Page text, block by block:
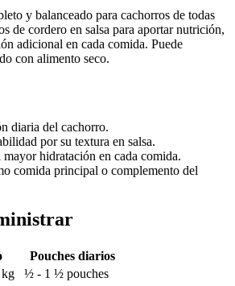
y balanceado para cachorros de todas
de cordero en salsa para aportar nutrición,
adicional en cada comida. Puede
con alimento seco.
diaria del cachorro.
por su textura en salsa.
hidratación en cada comida.
comida principal o complemento del
Pouches diarios
½ - 1 ½ pouches